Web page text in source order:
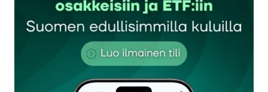
Täyttä asiaa!
Rannanjärvi